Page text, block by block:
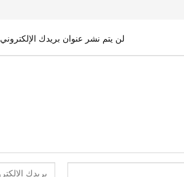
لن يتم نشر عنوان بريدك الإلكتروني.